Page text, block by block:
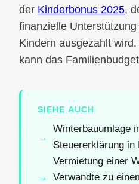
der Kinderbonus 2025,
finanzielle
Kindern ausgezahlt
kann das
SIEHE AUCH
Winterbauumlage
Steuererklärung in
Vermietung einer
Verwandte zu